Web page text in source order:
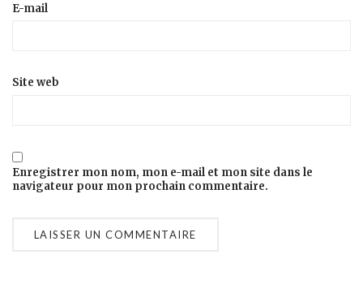
E-mail
Site web
Enregistrer mon nom, mon e-mail et mon site dans le
navigateur pour mon prochain commentaire.